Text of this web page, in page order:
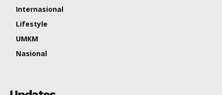
Internasional
Lifestyle
UMKM
Nasional